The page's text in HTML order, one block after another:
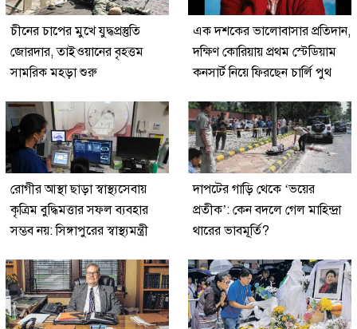
চীনের চাপের মুখে যুদ্ধপ্রস্তুতি
জোরদার, তাইওয়ানের বৃহত্তম
সামরিক মহড়া শুরু
এক দশকের ভালোবাসার প্রতিদান,
দক্ষিণ কোরিয়ায় প্রথম স্টেডিয়াম
কনসার্ট নিয়ে ফিরছেন চার্লি পুথ
রোগীর আস্থা ছাড়া স্বাস্থ্যসেবায়
কৃত্রিম বুদ্ধিমত্তার সফল ব্যবহার
সম্ভব নয়: সিঙ্গাপুরের স্বাস্থ্যমন্ত্রী
দাপটের গাড়ি থেকে ‘ভয়ের
প্রতীক’: কেন বদলে গেল মাহিন্দ্রা
থারের ভাবমূর্তি?